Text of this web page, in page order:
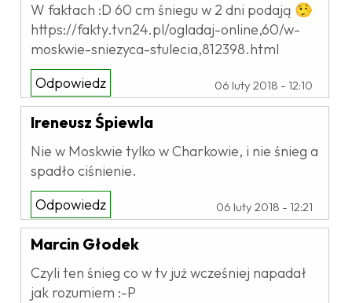
W faktach :D 60 cm śniegu w 2 dni podają 🤥
https://fakty.tvn24.pl/ogladaj-online,60/w-
moskwie-sniezyca-stulecia,812398.html
06 luty 2018 - 12:10
Odpowiedz
Ireneusz Śpiewla
Nie w Moskwie tylko w Charkowie, i nie śnieg a
spadło ciśnienie.
06 luty 2018 - 12:21
Odpowiedz
Marcin Głodek
Czyli ten śnieg co w tv już wcześniej napadał
jak rozumiem :-P